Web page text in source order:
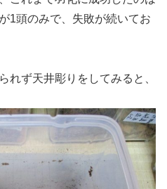
1頭のみで、失敗が続いてお
れず天井彫りをしてみると、